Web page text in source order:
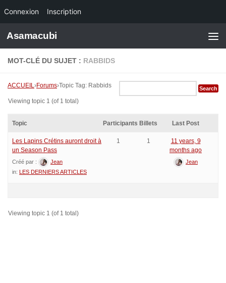
Connexion Inscription
Skip to content
Asamacubi
MOT-CLÉ DU SUJET : RABBIDS
ACCUEIL›Forums›Topic Tag: Rabbids
Viewing topic 1 (of 1 total)
Topic Participants Billets Last Post
Les Lapins Crétins auront droit à
un Season Pass
Créé par :
Jean
in: LES DERNIERS ARTICLES
1 1
11 years, 9
months ago
Jean
Viewing topic 1 (of 1 total)